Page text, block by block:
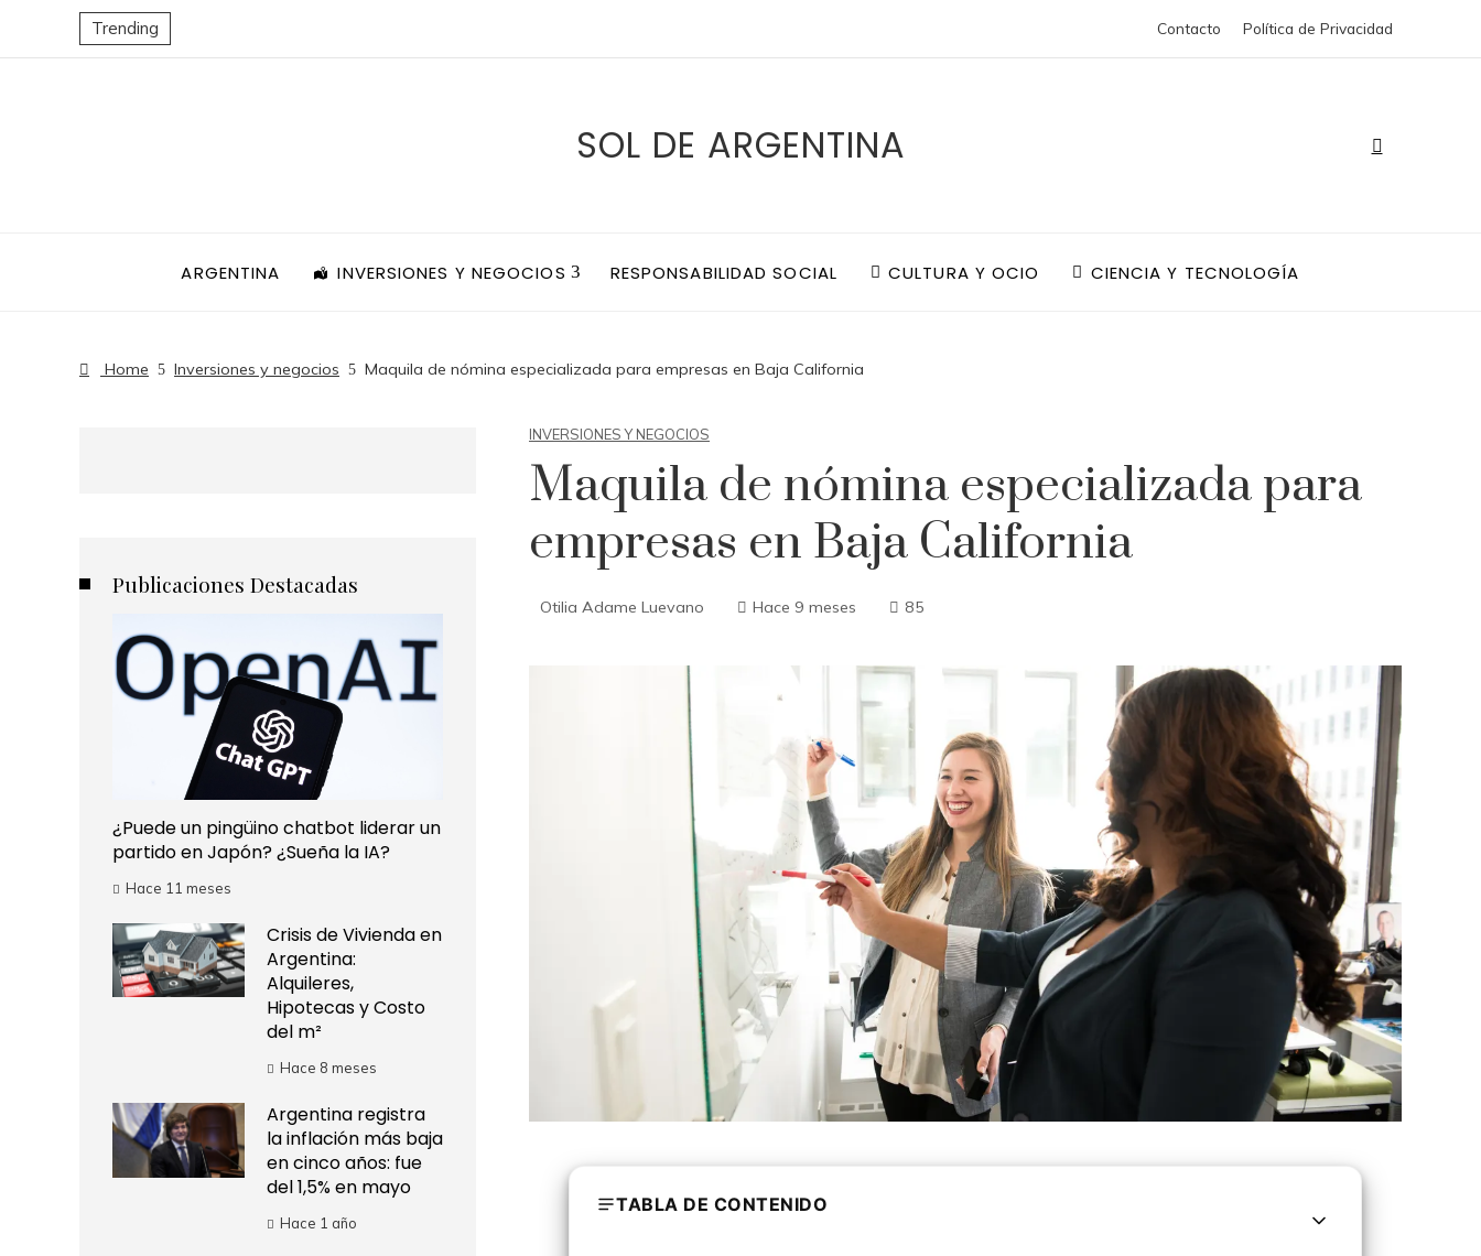
Trending Contacto Política de Privacidad
SOL DE ARGENTINA
ARGENTINA INVERSIONES Y NEGOCIOS RESPONSABILIDAD SOCIAL CULTURA Y OCIO CIENCIA Y TECNOLOGÍA
Home Inversiones y negocios Maquila de nómina especializada para empresas en Baja California
INVERSIONES Y NEGOCIOS
Maquila de nómina especializada para
empresas en Baja California
Otilia Adame Luevano Hace 9 meses 85
TABLA DE CONTENIDO
Publicaciones Destacadas
¿Puede un pingüino chatbot liderar un
partido en Japón? ¿Sueña la IA?
Hace 11 meses
Crisis de Vivienda en
Argentina:
Alquileres,
Hipotecas y Costo
del m²
Hace 8 meses
Argentina registra
la inflación más baja
en cinco años: fue
del 1,5% en mayo
Hace 1 año